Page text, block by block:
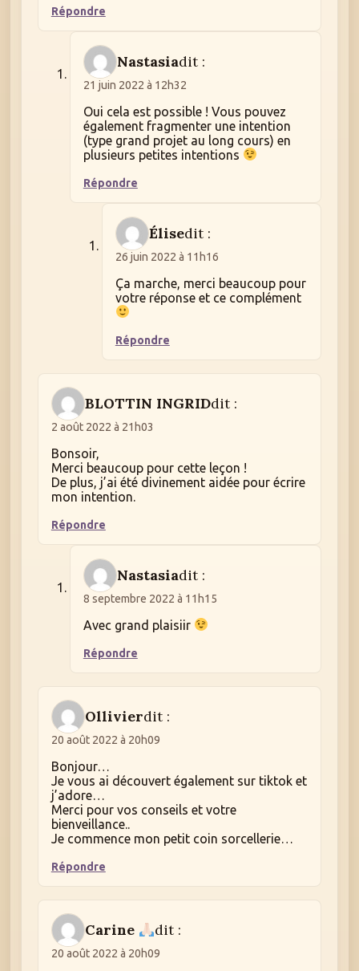
Répondre
Nastasiadit :
21 juin 2022 à 12h32
Oui cela est possible ! Vous pouvez
également fragmenter une intention
(type grand projet au long cours) en
plusieurs petites intentions
Répondre
Élisedit :
26 juin 2022 à 11h16
Ça marche, merci beaucoup pour
votre réponse et ce complément
Répondre
BLOTTIN INGRIDdit :
2 août 2022 à 21h03
Bonsoir,
Merci beaucoup pour cette leçon !
De plus, j’ai été divinement aidée pour écrire
mon intention.
Répondre
Nastasiadit :
8 septembre 2022 à 11h15
Avec grand plaisiir
Répondre
Ollivierdit :
20 août 2022 à 20h09
Bonjour…
Je vous ai découvert également sur tiktok et
j’adore…
Merci pour vos conseils et votre
bienveillance..
Je commence mon petit coin sorcellerie…
Répondre
Carine dit :
20 août 2022 à 20h09